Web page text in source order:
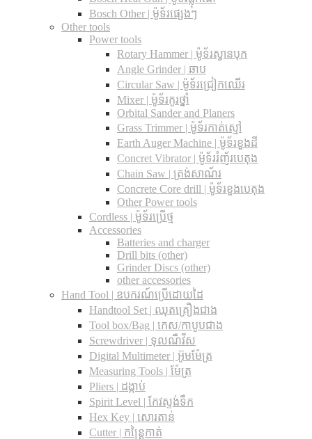
Bosch Other | ម៉ូទ័រផ្សេងៗ
Other tools
Power tools
Rotary Hammer | ម៉ូទ័រស្វានបុក
Angle Grinder | ឆាប
Circular Saw​ | ម៉ូទ័រជ្រៀកឈើរ
Mixer | ម៉ូទ័រកូរថ្នាំ
Orbital Sander and Planers
Grass Trimmer | ម៉ូទ័រកាត់ស្មៅ
Earth Auger Machine | ម៉ូទ័រខួងដី
Concret Vibrator | ម៉ូទ័ររំញ័របេតុង
Chain Saw | ត្រង់សាណ័រ
Concrete Core drill | ម៉ូទ័រខួងបេតុង
Other Power tools
Cordless​ | ម៉ូទ័រប្រើថ្ម
Accessories
Batteries and charger
Drill bits (other)
Grinder Discs (other)
other accessories
Hand Tool | ឧបករណ៍ប្រើដោយដៃ
Handtool Set | ឈុតគ្រឿងជាង
Tool box/Bag | កេស/កាបូបជាង
Screwdriver | ទុលណឺវីស
Digital Multimeter | អ៊ូមម៉ែត្រ
Measuring Tools | ម៉ែត្រ
Pliers | ដង្កាប់
Spirit Level | កែវស្ទង់ទឹក
Hex Key | សោរតាន់
Cutter | កន្រ្តៃកាត់